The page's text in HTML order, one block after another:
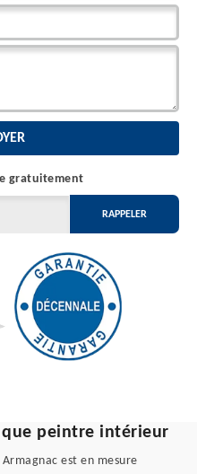
gratuitement
peintre intérieur
est en mesure